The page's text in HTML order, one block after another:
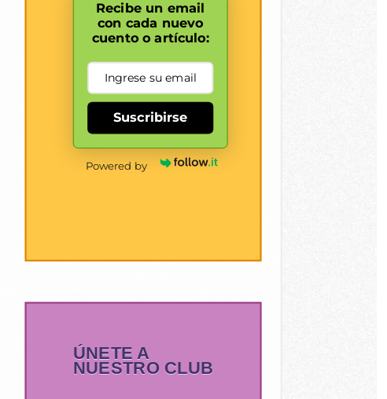
Recibe un email
con cada nuevo
cuento o artículo:
Suscribirse
Powered by
ÚNETE A
NUESTRO CLUB